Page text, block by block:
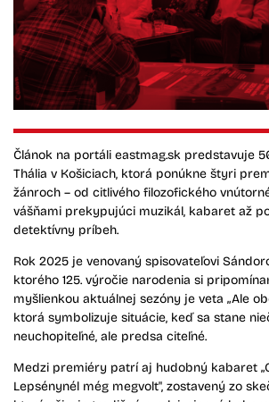
Článok na portáli eastmag.sk predstavuje
Thália v Košiciach, ktorá ponúkne štyri
žánroch – od citlivého filozofického
vášňami prekypujúci muzikál, kabaret až
detektívny príbeh.
Rok 2025 je venovaný spisovateľovi
ktorého 125. výročie narodenia si
myšlienkou aktuálnej sezóny je veta „Ale
ktorá symbolizuje situácie, keď sa stane
neuchopiteľné, ale predsa citeľné.
Medzi premiéry patrí aj hudobný kabaret
Lepsénynél még megvolt", zostavený zo